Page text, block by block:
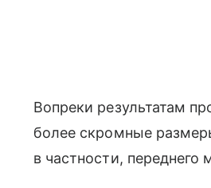
Вопреки результатам
более скромные
в частности, переднего